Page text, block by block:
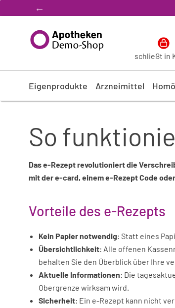
Zum “Inhalt dieser Seite” springen [AK + 0]
Zum Menü “Produkte” springen [AK + 1]
Zum Menü “Über uns / Service” springen [AK + 2]
Zu “Shop-Menüs” springen [AK + 3]
Zum "Barrierefreiheits-Menü" springen [AK + 4]
Zu den “Fusszeilen-Informationen” springen [AK + 5]
Österreich:
schließt in
Eigenprodukte Arzneimittel
So
Das e-Rezept revolutioniert die
mit der e-card, einem e-Rezept Code
Vorteile des e-Rezepts
Kein Papier notwendig: Statt eines
Übersichtlichkeit: Alle offenen
behalten Sie den Überblick über Ihre
Aktuelle Informationen: Die
Obergrenze wirksam wird.
Sicherheit: Ein e-Rezept kann nicht